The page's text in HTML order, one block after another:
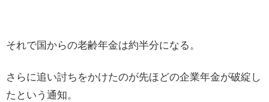
それで国からの老齢年金は約半分になる。
さらに追い討ちをかけたのが先ほどの企業年金が破綻し
たという通知。